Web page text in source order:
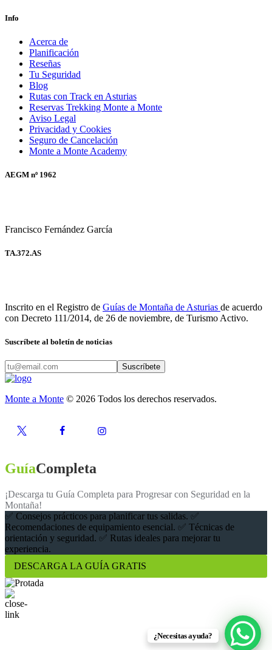
Info
Acerca de
Planificación
Reseñas
Tu Seguridad
Blog
Rutas con Track en Asturias
Reservas Trekking Monte a Monte
Aviso Legal
Privacidad y Cookies
Seguro de Cancelación
Monte a Monte Academy
AEGM nº 1962
Francisco Fernández García
TA.372.AS
Inscrito en el Registro de Guías de Montaña de Asturias de acuerdo
con Decreto 111/2014, de 26 de noviembre, de Turismo Activo.
Suscríbete al boletín de noticias
Suscríbete
Monte a Monte © 2026 Todos los derechos reservados.
GuíaCompleta
¡Descarga tu Guía Completa para Progresar con Seguridad en la
Montaña!
✅ Consejos prácticos para planificar tus salidas. ✅
Recomendaciones de equipamiento esencial. ✅ Técnicas de
orientación y seguridad. ✅ Rutas ideales para mejorar tu
experiencia.
DESCARGA LA GUÍA GRATIS
¿Necesitas ayuda?